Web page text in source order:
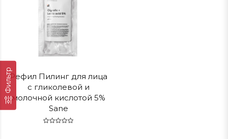
ФильтрРефил Пилинг для лица
с гликолевой и
молочной кислотой 5%
Sane